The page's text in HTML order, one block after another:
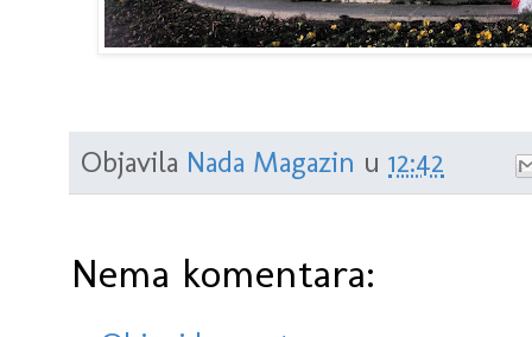
Objavila Nada Magazin u 12:42
Nema komentara: